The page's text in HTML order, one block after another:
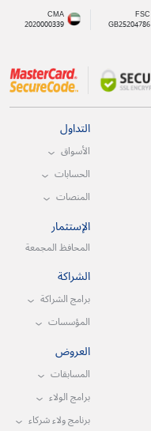
FSC
GB25204786
CMA
2020000339
التداول
الأسواق
الحسابات
المنصات
الإستثمار
المحافظ المجمعة
الشراكة
برامج الشراكة
المؤسسات
العروض
المسابقات
برامج الولاء
برنامج ولاء شركاء